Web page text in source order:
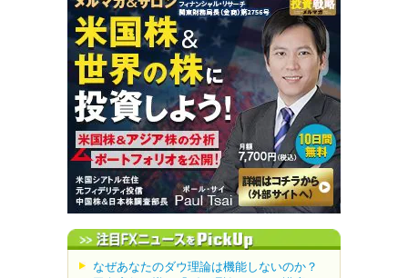
なぜあなたのダウ理論は機能しないのか？